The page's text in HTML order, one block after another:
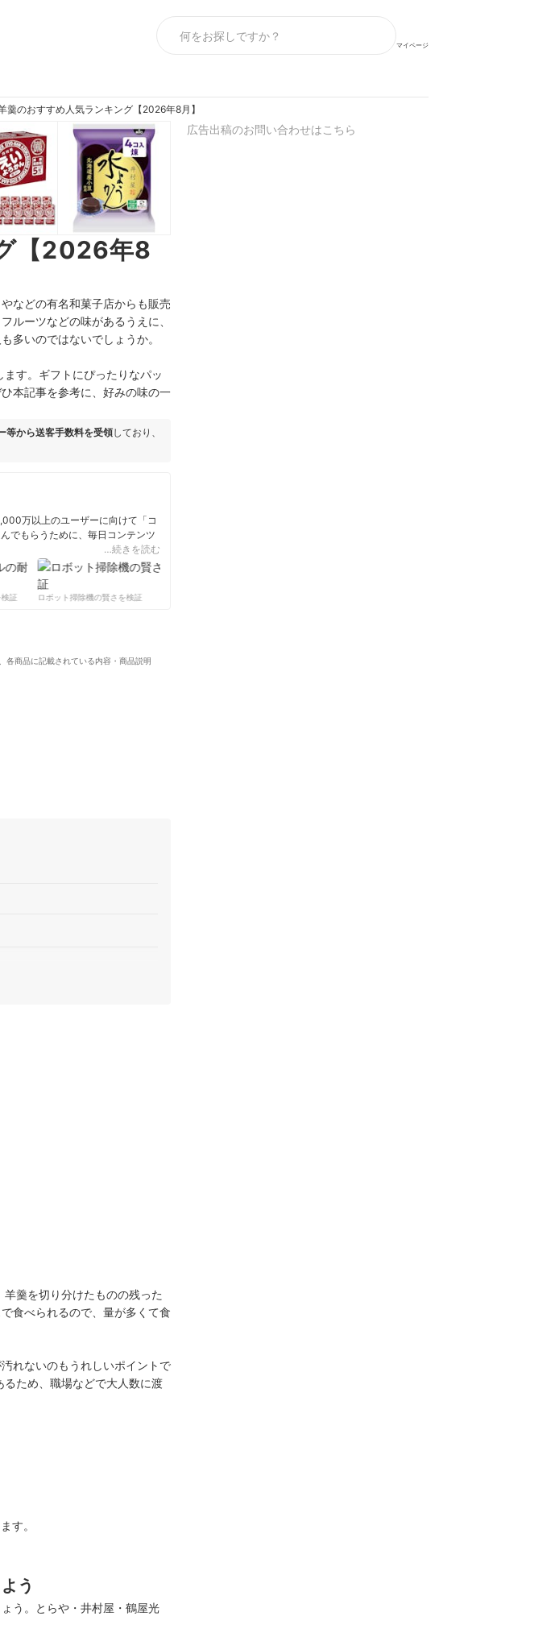
マイページ
羹のおすすめ人気ランキング【2026年8月】
【2026年8
などの有名和菓子店からも販売
ルーツなどの味があるうえに、
多いのではないでしょうか。
ます。ギフトにぴったりなパッ
本記事を参考に、好みの味の一
等から送客手数料を受領しており、
万以上のユーザーに向けて「コ
でもらうために、毎日コンテンツ
…続きを読む
ロボット掃除機の賢さを検証
各商品に記載されている内容・商品説明
羊羹を切り分けたものの残った
食べられるので、量が多くて食
れないのもうれしいポイントで
ため、職場などで大人数に渡
す。
う
う。とらや・井村屋・鶴屋光
広告出稿のお問い合わせはこちら